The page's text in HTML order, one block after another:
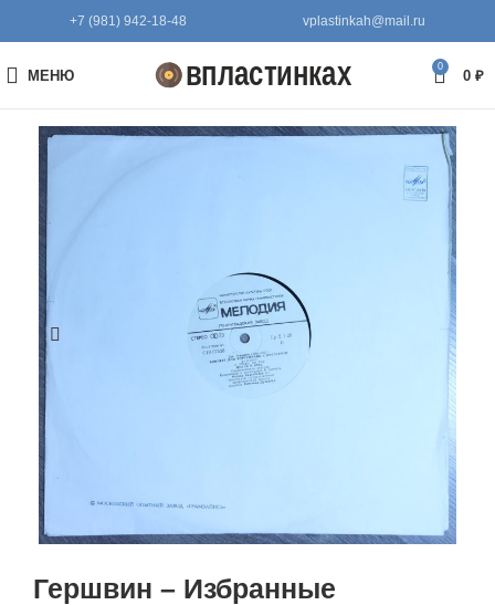
+7 (981) 942-18-48 vplastinkah@mail.ru
МЕНЮ
0
0 ₽
Гершвин – Избранные